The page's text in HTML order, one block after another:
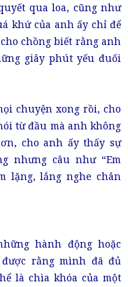
qua loa, cũng như
khứ của anh ấy chỉ để
chồng biết rằng anh
giây phút yếu đuối
chuyện xong rồi, cho
từ đầu mà anh không
cho anh ấy thấy sự
nhưng câu như “Em
lặng, lắng nghe chân
hành động hoặc
rằng mình đã đủ
là chìa khóa của một